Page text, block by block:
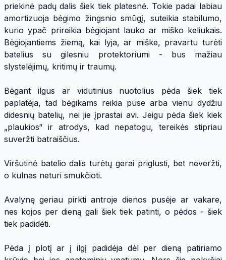
priekinė padų dalis šiek tiek platesnė. Tokie padai labiau
amortizuoja bėgimo žingsnio smūgį, suteikia stabilumo,
kurio ypač prireikia bėgiojant lauko ar miško keliukais.
Bėgiojantiems žiemą, kai lyja, ar miške, pravartu turėti
batelius su gilesniu protektoriumi - bus mažiau
slystelėjimų, kritimų ir traumų.
Bėgant ilgus ar vidutinius nuotolius pėda šiek tiek
paplatėja, tad bėgikams reikia puse arba vienu dydžiu
didesnių batelių, nei jie įprastai avi. Jeigu pėda šiek kiek
„plaukios“ ir atrodys, kad nepatogu, tereikės stipriau
suveržti batraiščius.
Viršutinė batelio dalis turėtų gerai priglusti, bet neveržti,
o kulnas neturi smukčioti.
Avalynę geriau pirkti antroje dienos pusėje ar vakare,
nes kojos per dieną gali šiek tiek patinti, o pėdos - šiek
tiek padidėti.
Pėda į plotį ar į ilgį padidėja dėl per dieną patiriamo